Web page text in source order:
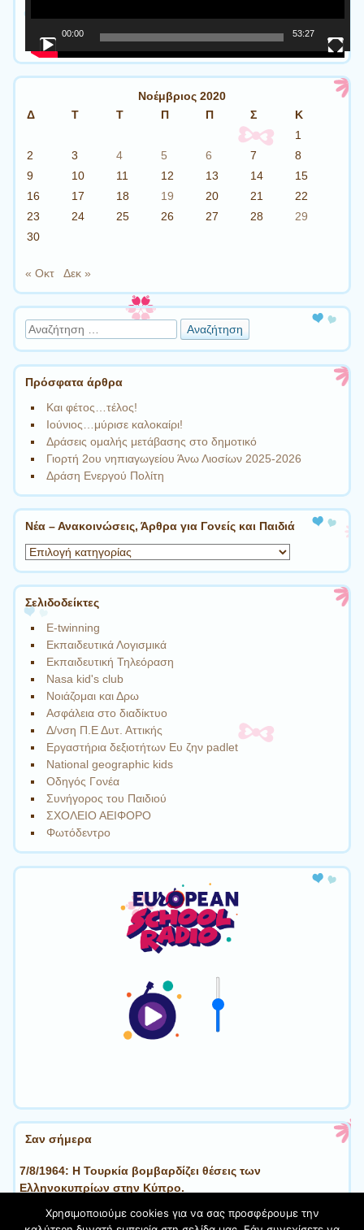
00:00 53:27
Νοέμβριος 2020
Δ
Τ Τ Π Π Σ
Κ
1
2
3 4 5 6 7
8
9
10 11 12 13 14
15
16
17 18 19 20 21
22
23
24 25 26 27 28
29
30
« Οκτ Δεκ »
Αναζήτηση
Πρόσφατα άρθρα
Και φέτος…τέλος!
Ιούνιος…μύρισε καλοκαίρι!
Δράσεις ομαλής μετάβασης στο δημοτικό
Γιορτή 2ου νηπιαγωγείου Άνω Λιοσίων 2025-2026
Δράση Ενεργού Πολίτη
Νέα – Ανακοινώσεις, Άρθρα για Γονείς και Παιδιά
Νέα
–
Ανακοινώσεις,
Άρθρα
για
Γονείς
Παιδιά
Σελιδοδείκτες
E-twinning
Eκπαιδευτικά Λογισμικά
Eκπαιδευτική Τηλεόραση
Nasa kid's club
Nοιάζομαι και Δρω
Ασφάλεια στο διαδίκτυο
Δ/νση Π.Ε Δυτ. Αττικής
Εργαστήρια δεξιοτήτων Eυ ζην padlet
Νational geographic kids
Οδηγός Γονέα
Συνήγορος του Παιδιού
ΣΧΟΛΕΙΟ ΑΕΙΦΟΡΟ
Φωτόδεντρο
Σαν σήμερα
7/8/1964: Η Τουρκία βομβαρδίζει θέσεις των
Ελληνοκυπρίων στην Κύπρο.
Χρησιμοποιούμε cookies για να σας προσφέρουμε την